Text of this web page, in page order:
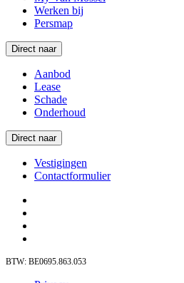
Werken bij
Persmap
Direct naar
Aanbod
Lease
Schade
Onderhoud
Direct naar
Vestigingen
Contactformulier
BTW: BE0695.863.053